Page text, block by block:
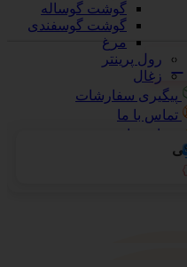
گوشت گوساله
گوشت گوسفندی
مرغ
رول پرینتر
زغال
پیگیری سفارشات
تماس با ما
درباره ما
آرشیو بلاگ